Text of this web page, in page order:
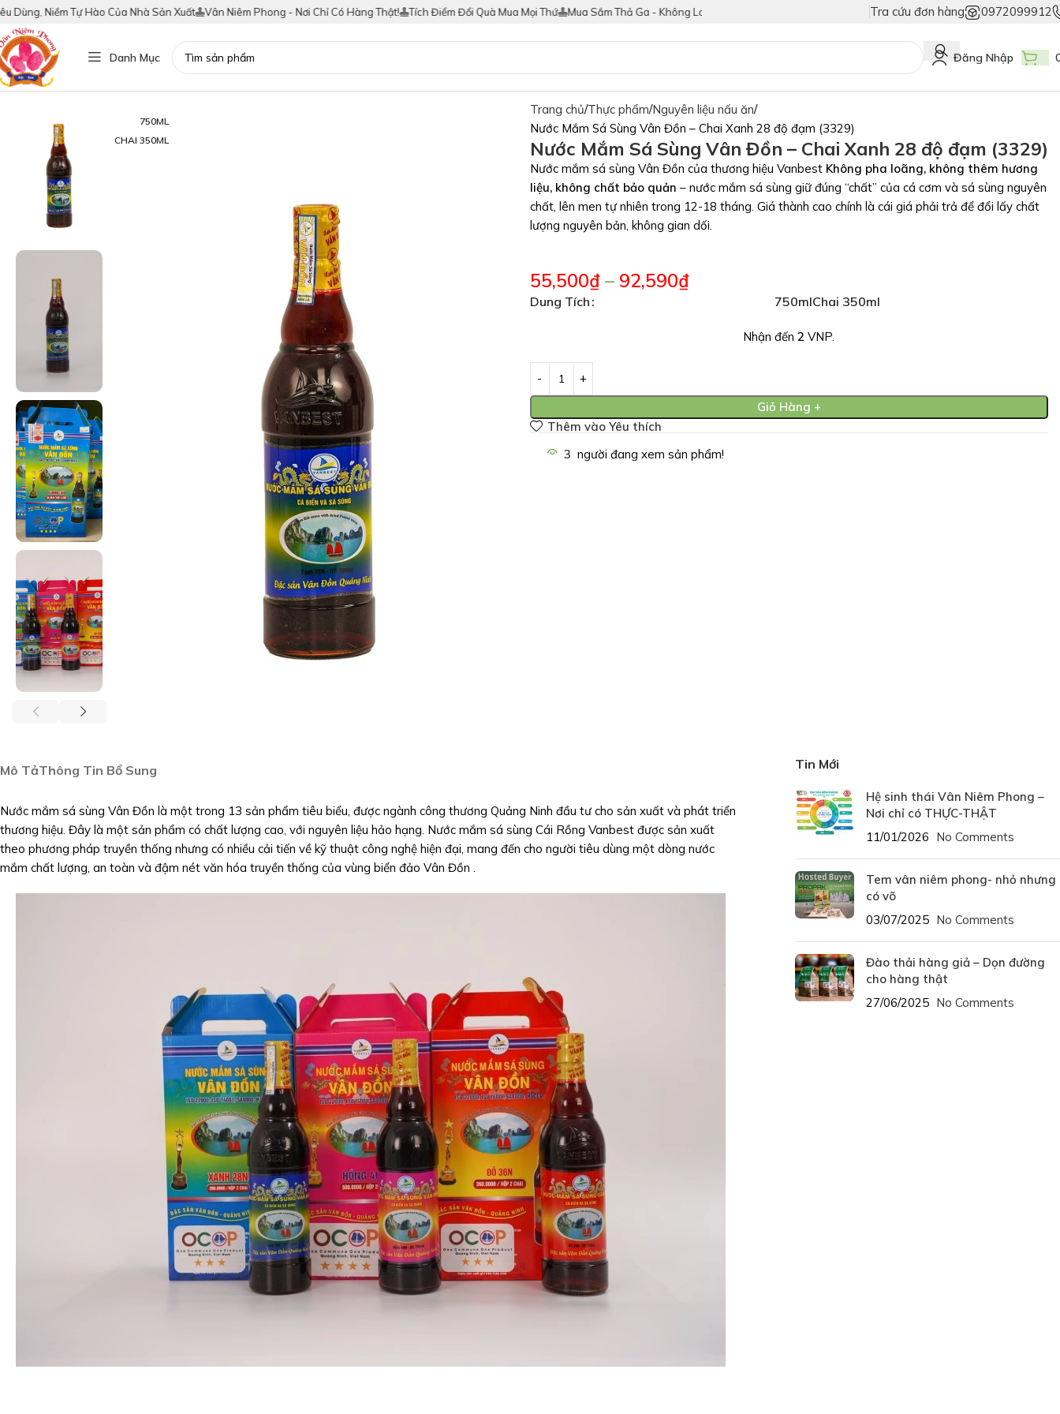
Niềm Tự Hào Của Nhà Sản Xuất Vân Niêm Phong - Nơi Chỉ Có Hàng Thật! Tích Điểm Đổi Quà Mua Mọi Thứ Mua Sắm Thả Ga - Không Lo Hàng Giả Duy Nhất Chỉ Có Tem Vân Niêm Phong - Bảo Vệ Tuyệt Đối Hàng Thật!
Tra cứu đơn hàng 0972099912
Danh Mục Đăng Nhập
750ML
CHAI 350ML
Trang chủ Thực phẩm Nguyên liệu nấu ăn
Nước Mắm Sá Sùng Vân Đồn – Chai Xanh 28 độ đạm (3329)
Nước Mắm Sá Sùng Vân Đồn – Chai Xanh 28 độ đạm (3329)
Nước mắm sá sùng Vân Đồn của thương hiệu Vanbest Không pha loãng, không thêm hương
liệu, không chất bảo quản – nước mắm sá sùng giữ đúng “chất” của cá cơm và sá sùng nguyên
chất, lên men tự nhiên trong 12-18 tháng. Giá thành cao chính là cái giá phải trả để đổi lấy chất
lượng nguyên bản, không gian dối.
55,500₫– 92,590₫
Dung Tích 750mlChai 350ml
Nhận đến2 VNP.
Giỏ Hàng +
Thêm vào Yêu thích
3 người đang xem sản phẩm!
Mô TảThông Tin Bổ Sung
Nước mắm sá sùng Vân Đồn là một trong 13 sản phẩm tiêu biểu, được ngành công thương Quảng Ninh đầu tư cho sản xuất và phát triển
thương hiệu. Đây là một sản phẩm có chất lượng cao, với nguyên liệu hảo hạng. Nước mắm sá sùng Cái Rồng Vanbest được sản xuất
theo phương pháp truyền thống nhưng có nhiều cải tiến về kỹ thuật công nghệ hiện đại, mang đến cho người tiêu dùng một dòng nước
mắm chất lượng, an toàn và đậm nét văn hóa truyền thống của vùng biển đảo Vân Đồn .
Tin Mới
Hệ sinh thái Vân Niêm Phong –
Nơi chỉ có THỰC-THẬT
11/01/2026 No Comments
Tem vân niêm phong- nhỏ nhưng
có võ
03/07/2025 No Comments
Đào thải hàng giả – Dọn đường
cho hàng thật
27/06/2025 No Comments